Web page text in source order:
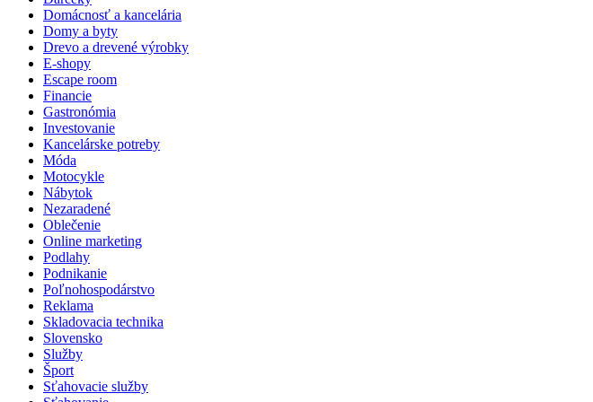
Domácnosť a kancelária
Domy a byty
Drevo a drevené výrobky
E-shopy
Escape room
Financie
Gastronómia
Investovanie
Kancelárske potreby
Móda
Motocykle
Nábytok
Nezaradené
Oblečenie
Online marketing
Podlahy
Podnikanie
Poľnohospodárstvo
Reklama
Skladovacia technika
Slovensko
Služby
Šport
Sťahovacie služby